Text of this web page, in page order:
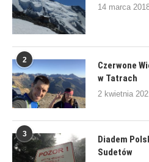
14 marca
2
Czerwone
w Tatrach
2 kwietnia
3
Diadem
Sudetów